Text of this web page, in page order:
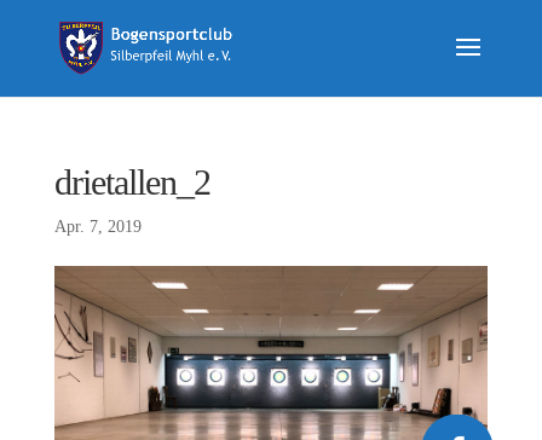
drietallen_2
Apr. 7, 2019